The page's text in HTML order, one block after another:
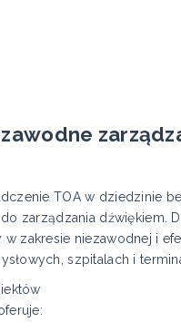
TOA w dziedzinie
zarządzania dźwiękiem.
zakresie niezawodnej i
szpitalach i